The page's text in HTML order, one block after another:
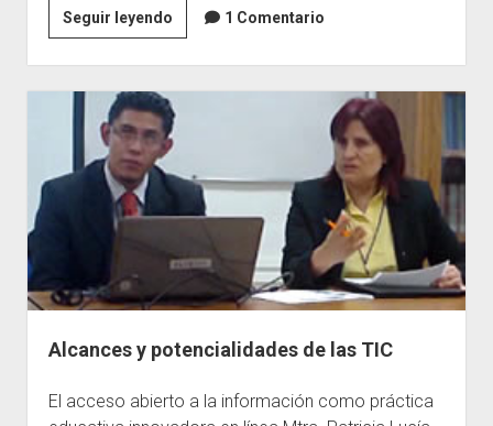
Seguir leyendoUso
de
las
tecnologías
de
información
y
comunicación
en
educación
1 Comentario
Alcances y potencialidades de las TIC
El acceso abierto a la información como práctica